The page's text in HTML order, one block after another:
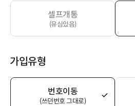
셀프개통
(유심있음)
가입유형
번호이동
(쓰던번호 그대로)